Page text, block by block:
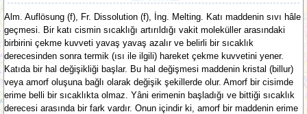
Alm. Auflösung (f), Fr. Dissolution (f), İng. Melting. Katı maddenin sıvı hâle
geçmesi. Bir katı cismin sıcaklığı artırıldığı vakit moleküller arasındaki
birbirini çekme kuvveti yavaş yavaş azalır ve belirli bir sıcaklık
derecesinden sonra termik (ısı ile ilgili) hareket çekme kuvvetini yener.
Katıda bir hal değişikliği başlar. Bu hal değişmesi maddenin kristal (billur)
veya amorf oluşuna bağlı olarak değişik şekillerde olur. Amorf bir cisimde
erime belli bir sıcaklıkta olmaz. Yâni erimenin başladığı ve bittiği sıcaklık
derecesi arasında bir fark vardır. Onun içindir ki, amorf bir maddenin erime